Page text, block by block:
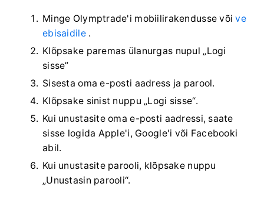
Minge Olymptrade'i mobiilirakendusse võive
ebisaidile.
Klõpsake paremas ülanurgas nupul „Logi
sisse”
Sisesta oma e-posti aadress ja parool.
Klõpsake sinist nuppu „Logi sisse“.
Kui unustasite oma e-posti aadressi, saate
sisse logida Apple'i, Google'i või Facebooki
abil.
Kui unustasite parooli, klõpsake nuppu
„Unustasin parooli“.